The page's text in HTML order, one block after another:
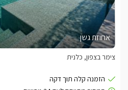
אחוזת גשן
צימר בצפון, כלנית